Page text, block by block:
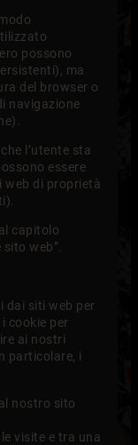
possono
ma
del browser o
navigazione
l’utente sta
essere
di proprietà
capitolo
web”.
dai siti web per
cookie per
ai nostri
particolare, i
nostro sito
visite e tra una